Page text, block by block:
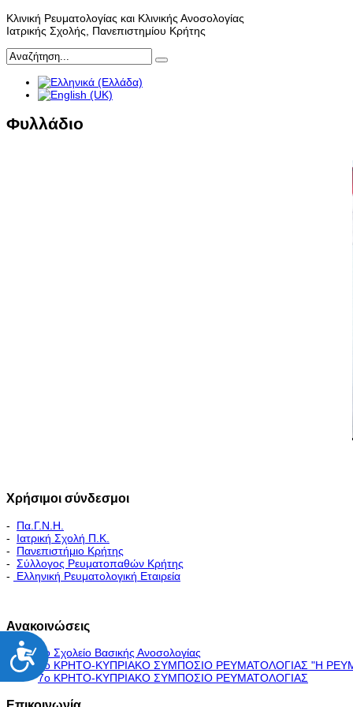
Προσιτότητα
Κλινική Ρευματολογίας και Κλινικής Ανοσολογίας
Ιατρικής Σχολής, Πανεπιστημίου Κρήτης
Φυλλάδιο
Χρήσιμοι σύνδεσμοι
- Πα.Γ.Ν.Η.
- Ιατρική Σχολή Π.Κ.
- Πανεπιστήμιο Κρήτης
- Σύλλογος Ρευματοπαθών Κρήτης
-
Ελληνική Ρευματολογική Εταιρεία
Ανακοινώσεις
5ο Σχολείο Βασικής Ανοσολογίας
7ο ΚΡΗΤΟ-ΚΥΠΡΙΑΚΟ ΣΥΜΠΟΣΙΟ ΡΕΥΜΑΤΟΛΟΓΙΑΣ "H
7ο ΚΡΗΤΟ-ΚΥΠΡΙΑΚΟ ΣΥΜΠΟΣΙΟ ΡΕΥΜΑΤΟΛΟΓΙΑΣ